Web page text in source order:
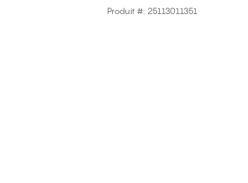
Produit #: 25113011351